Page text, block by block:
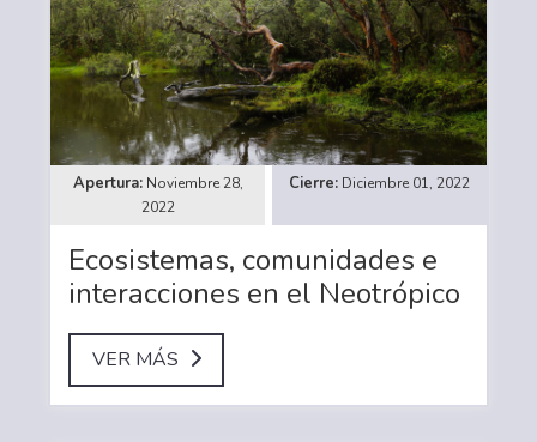
Noviembre 28,
2022
Diciembre 01, 2022
Ecosistemas, comunidades e
interacciones en el Neotrópico
VER MÁS